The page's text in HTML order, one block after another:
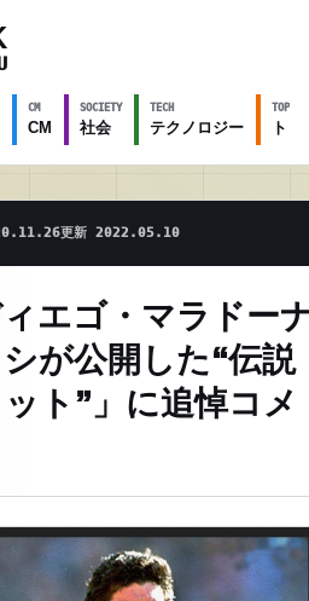
CM
CM
SOCIETY
社会
TECH
テクノロジー
TOPICS
ト
更新 2022.05.10
ィエゴ・マラドー
が公開した“伝説
ト”」に追悼コメ